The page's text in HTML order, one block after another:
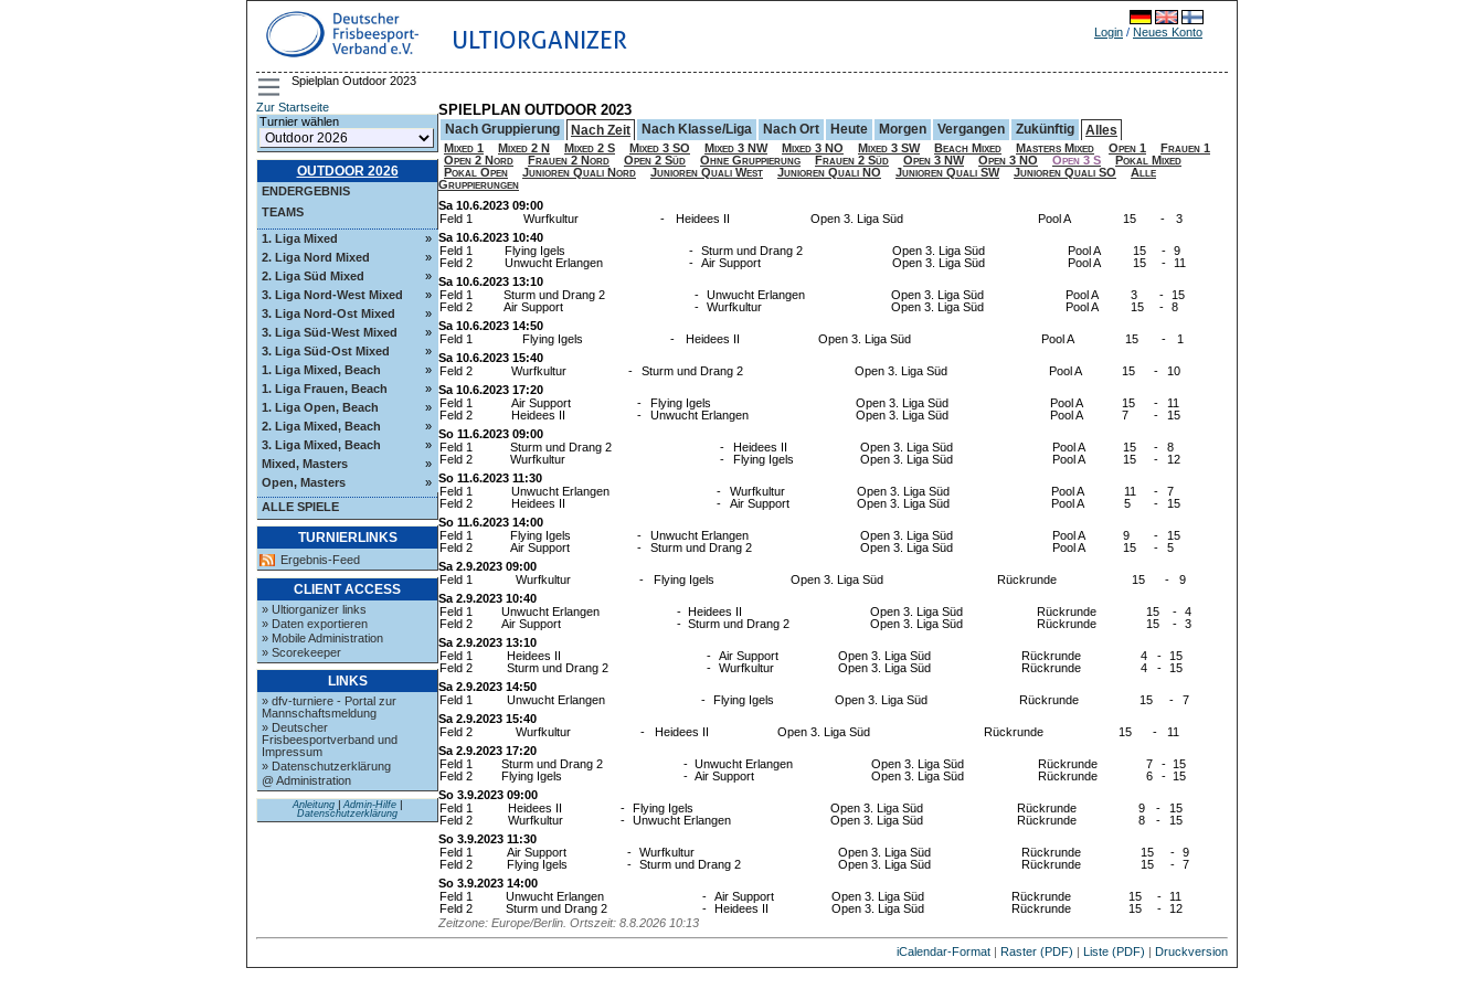
ULTIORGANIZER Login / Neues Konto
Spielplan Outdoor 2023
Zur Startseite
Turnier wählen
OUTDOOR 2026
ENDERGEBNIS
TEAMS
1. Liga Mixed
»
2. Liga Nord Mixed
»
2. Liga Süd Mixed
»
3. Liga Nord-West Mixed
»
3. Liga Nord-Ost Mixed
»
3. Liga Süd-West Mixed
»
3. Liga Süd-Ost Mixed
»
1. Liga Mixed, Beach
»
1. Liga Frauen, Beach
»
1. Liga Open, Beach
»
2. Liga Mixed, Beach
»
3. Liga Mixed, Beach
»
Mixed, Masters
»
Open, Masters
»
ALLE SPIELE
TURNIERLINKS
Ergebnis-Feed
CLIENT ACCESS
» Ultiorganizer links
» Daten exportieren
» Mobile Administration
» Scorekeeper
LINKS
» dfv-turniere - Portal zur
Mannschaftsmeldung
» Deutscher
Frisbeesportverband und
Impressum
» Datenschutzerklärung
@ Administration
Anleitung| Admin-Hilfe|
Datenschutzerklärung
SPIELPLAN OUTDOOR 2023
Nach Gruppierung Nach Zeit Nach Klasse/Liga Nach Ort Heute Morgen Vergangen Zukünftig Alles
Mixed 1 Mixed 2 N Mixed 2 S Mixed 3 SO Mixed 3 NW Mixed 3 NO Mixed 3 SW Beach Mixed Masters Mixed Open 1
Frauen 1
Open 2 Nord
Frauen 2 Nord Open 2 Süd Ohne Gruppierung Frauen 2 Süd Open 3 NW Open 3 NO Open 3 S
Pokal Mixed
Pokal Open
Junioren Quali Nord Junioren Quali West Junioren Quali NO Junioren Quali SW Junioren Quali SO
Alle
Gruppierungen
Sa 10.6.2023 09:00
Feld 1
Wurfkultur - Heidees II Open 3. Liga Süd Pool A 15 -
3
Sa 10.6.2023 10:40
Feld 1
Flying Igels - Sturm und Drang 2 Open 3. Liga Süd Pool A 15 - 9
Feld 2
Unwucht Erlangen - Air Support Open 3. Liga Süd Pool A 15 -
11
Sa 10.6.2023 13:10
Feld 1
Sturm und Drang 2 - Unwucht Erlangen Open 3. Liga Süd Pool A 3 -
15
Feld 2
Air Support - Wurfkultur Open 3. Liga Süd Pool A 15 - 8
Sa 10.6.2023 14:50
Feld 1
Flying Igels - Heidees II Open 3. Liga Süd Pool A 15 -
1
Sa 10.6.2023 15:40
Feld 2
Wurfkultur - Sturm und Drang 2 Open 3. Liga Süd Pool A 15 -
10
Sa 10.6.2023 17:20
Feld 1
Air Support - Flying Igels Open 3. Liga Süd Pool A 15 -
11
Feld 2
Heidees II - Unwucht Erlangen Open 3. Liga Süd Pool A 7 -
15
So 11.6.2023 09:00
Feld 1
Sturm und Drang 2 - Heidees II Open 3. Liga Süd Pool A 15 -
8
Feld 2
Wurfkultur - Flying Igels Open 3. Liga Süd Pool A 15 -
12
So 11.6.2023 11:30
Feld 1
Unwucht Erlangen - Wurfkultur Open 3. Liga Süd Pool A 11 -
7
Feld 2
Heidees II - Air Support Open 3. Liga Süd Pool A 5 -
15
So 11.6.2023 14:00
Feld 1
Flying Igels - Unwucht Erlangen Open 3. Liga Süd Pool A 9 -
15
Feld 2
Air Support - Sturm und Drang 2 Open 3. Liga Süd Pool A 15 -
5
Sa 2.9.2023 09:00
Feld 1
Wurfkultur - Flying Igels Open 3. Liga Süd Rückrunde 15 -
9
Sa 2.9.2023 10:40
Feld 1
Unwucht Erlangen - Heidees II Open 3. Liga Süd Rückrunde 15 - 4
Feld 2
Air Support - Sturm und Drang 2 Open 3. Liga Süd Rückrunde 15 - 3
Sa 2.9.2023 13:10
Feld 1
Heidees II - Air Support Open 3. Liga Süd Rückrunde 4 -
15
Feld 2
Sturm und Drang 2 - Wurfkultur Open 3. Liga Süd Rückrunde 4 -
15
Sa 2.9.2023 14:50
Feld 1
Unwucht Erlangen - Flying Igels Open 3. Liga Süd Rückrunde 15 -
7
Sa 2.9.2023 15:40
Feld 2
Wurfkultur - Heidees II Open 3. Liga Süd Rückrunde 15 -
11
Sa 2.9.2023 17:20
Feld 1
Sturm und Drang 2 - Unwucht Erlangen Open 3. Liga Süd Rückrunde 7 - 15
Feld 2
Flying Igels - Air Support Open 3. Liga Süd Rückrunde 6 - 15
So 3.9.2023 09:00
Feld 1
Heidees II - Flying Igels Open 3. Liga Süd Rückrunde 9 -
15
Feld 2
Wurfkultur - Unwucht Erlangen Open 3. Liga Süd Rückrunde 8 -
15
So 3.9.2023 11:30
Feld 1
Air Support - Wurfkultur Open 3. Liga Süd Rückrunde 15 - 9
Feld 2
Flying Igels - Sturm und Drang 2 Open 3. Liga Süd Rückrunde 15 - 7
So 3.9.2023 14:00
Feld 1
Unwucht Erlangen - Air Support Open 3. Liga Süd Rückrunde 15 -
11
Feld 2
Sturm und Drang 2 - Heidees II Open 3. Liga Süd Rückrunde 15 -
12
Zeitzone: Europe/Berlin. Ortszeit: 8.8.2026 10:13
iCalendar-Format | Raster (PDF) | Liste (PDF) | Druckversion